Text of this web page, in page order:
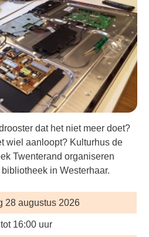
dat het niet meer doet?
wiel aanloopt? Kulturhus de
Twenterand organiseren
in Westerhaar.
28 augustus 2026
16:00 uur